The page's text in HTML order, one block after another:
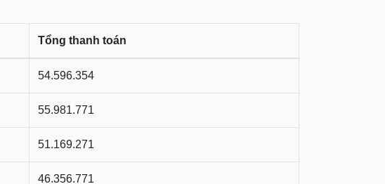
Tổng thanh toán
54.596.354
55.981.771
51.169.271
46.356.771